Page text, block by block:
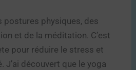
postures physiques, des
et de la méditation. C’est
pour réduire le stress et
J’ai découvert que le yoga